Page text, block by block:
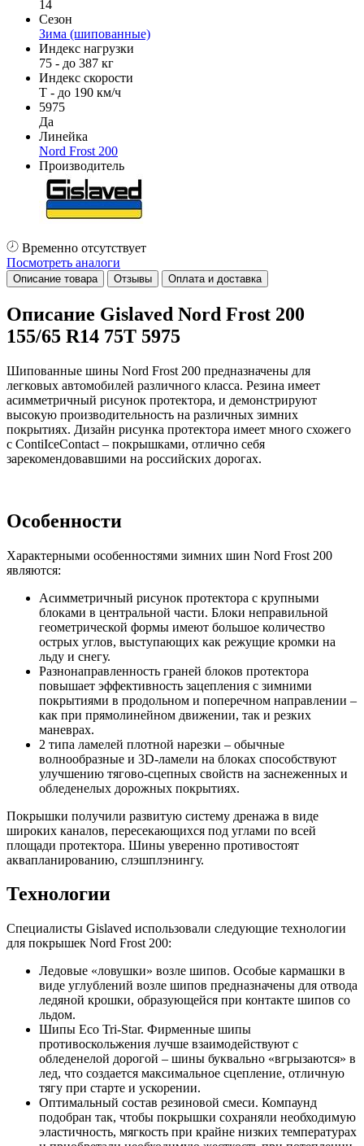
14
Сезон
Зима (шипованные)
Индекс нагрузки
75 - до 387 кг
Индекс скорости
T - до 190 км/ч
5975
Да
Линейка
Nord Frost 200
Производитель
Временно отсутствует
Посмотреть аналоги
Описание товара Отзывы Оплата и доставка
Описание Gislaved Nord Frost 200
155/65 R14 75T 5975
Шипованные шины Nord Frost 200 предназначены для
легковых автомобилей различного класса. Резина имеет
асимметричный рисунок протектора, и демонстрируют
высокую производительность на различных зимних
покрытиях. Дизайн рисунка протектора имеет много схожего
с ContiIceContact – покрышками, отлично себя
зарекомендовавшими на российских дорогах.
Особенности
Характерными особенностями зимних шин Nord Frost 200
являются:
Асимметричный рисунок протектора с крупными
блоками в центральной части. Блоки неправильной
геометрической формы имеют большое количество
острых углов, выступающих как режущие кромки на
льду и снегу.
Разнонаправленность граней блоков протектора
повышает эффективность зацепления с зимними
покрытиями в продольном и поперечном направлении –
как при прямолинейном движении, так и резких
маневрах.
2 типа ламелей плотной нарезки – обычные
волнообразные и 3D-ламели на блоках способствуют
улучшению тягово-сцепных свойств на заснеженных и
обледенелых дорожных покрытиях.
Покрышки получили развитую систему дренажа в виде
широких каналов, пересекающихся под углами по всей
площади протектора. Шины уверенно противостоят
аквапланированию, слэшплэнингу.
Технологии
Специалисты Gislaved использовали следующие технологии
для покрышек Nord Frost 200:
Ледовые «ловушки» возле шипов. Особые кармашки в
виде углублений возле шипов предназначены для отвода
ледяной крошки, образующейся при контакте шипов со
льдом.
Шипы Eco Tri-Star. Фирменные шипы
противоскольжения лучше взаимодействуют с
обледенелой дорогой – шины буквально «вгрызаются» в
лед, что создается максимальное сцепление, отличную
тягу при старте и ускорении.
Оптимальный состав резиновой смеси. Компаунд
подобран так, чтобы покрышки сохраняли необходимую
эластичность, мягкость при крайне низких температурах